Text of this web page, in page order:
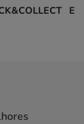
E